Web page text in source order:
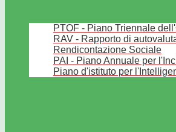
PTOF - Piano Triennale
RAV - Rapporto di
Rendicontazione Sociale
PAI - Piano Annuale per
Piano d'istituto per